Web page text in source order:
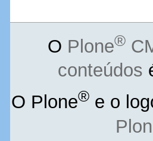
O Plone®
conteúdos
O Plone® e o